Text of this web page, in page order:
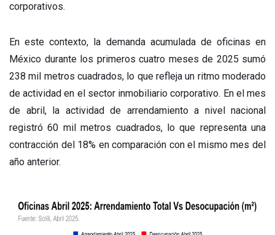
corporativos.
En este contexto, la demanda acumulada de oficinas en
México durante los primeros cuatro meses de 2025 sumó
238 mil metros cuadrados, lo que refleja un ritmo moderado
de actividad en el sector inmobiliario corporativo. En el mes
de abril, la actividad de arrendamiento a nivel nacional
registró 60 mil metros cuadrados, lo que representa una
contracción del 18% en comparación con el mismo mes del
año anterior.